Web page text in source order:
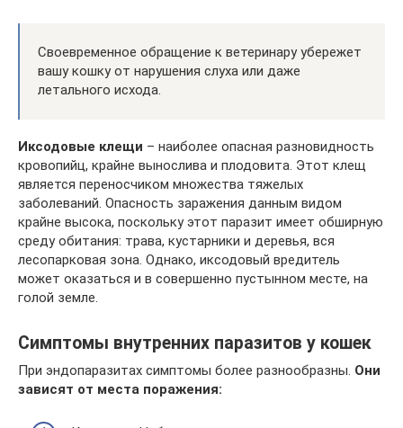
Своевременное обращение к ветеринару убережет
вашу кошку от нарушения слуха или даже
летального исхода.
Иксодовые клещи – наиболее опасная разновидность
кровопийц, крайне вынослива и плодовита. Этот клещ
является переносчиком множества тяжелых
заболеваний. Опасность заражения данным видом
крайне высока, поскольку этот паразит имеет обширную
среду обитания: трава, кустарники и деревья, вся
лесопарковая зона. Однако, иксодовый вредитель
может оказаться и в совершенно пустынном месте, на
голой земле.
Симптомы внутренних паразитов у кошек
При эндопаразитах симптомы более разнообразны. Они
зависят от места поражения: